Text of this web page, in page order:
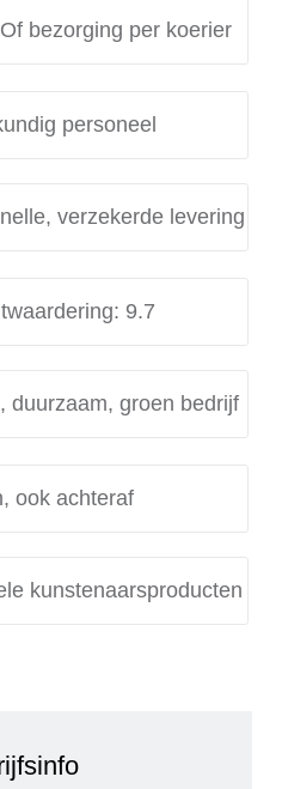
bezorging per koerier
personeel
verzekerde levering
9.7
duurzaam, groen bedrijf
ook achteraf
kunstenaarsproducten